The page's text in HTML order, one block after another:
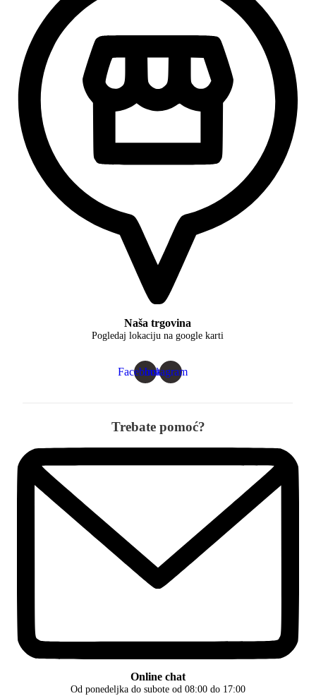
Naša trgovina
Pogledaj lokaciju na google karti
FacebookInstagram
Trebate pomoć?
Online chat
Od ponedeljka do subote od 08:00 do 17:00